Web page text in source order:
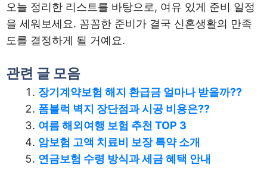
오늘 정리한 리스트를 바탕으로, 여유 있게 준비 일정
을 세워보세요. 꼼꼼한 준비가 결국 신혼생활의 만족
도를 결정하게 될 거예요.
관련 글 모음
장기계약보험 해지 환급금 얼마나 받을까??
폼블럭 벽지 장단점과 시공 비용은??
여름 해외여행 보험 추천 TOP 3
암보험 고액 치료비 보장 특약 소개
연금보험 수령 방식과 세금 혜택 안내